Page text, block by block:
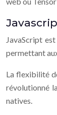
JavaScript
permettant
La flexibilité
révolutionné
natives.